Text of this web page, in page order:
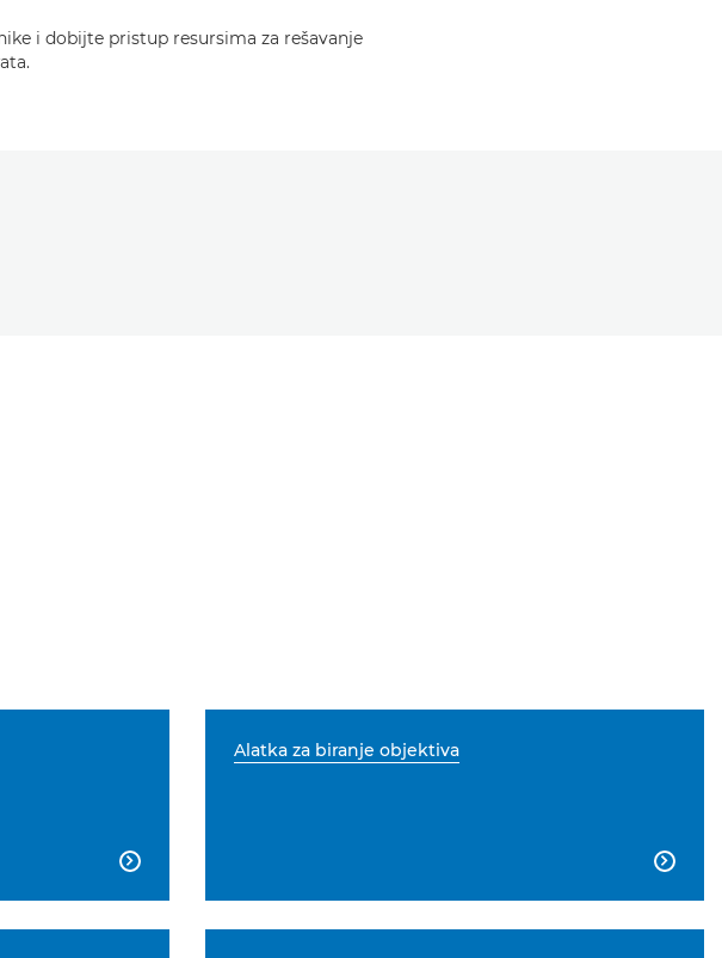
i dobijte pristup resursima za rešavanje

Alatka za biranje objektiva
